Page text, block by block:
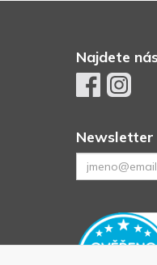
Najdete
Newsletter